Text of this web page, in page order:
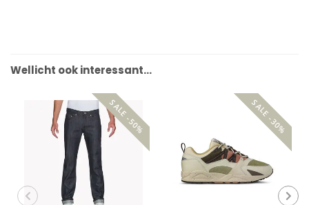
Wellicht ook interessant…
SALE -50% SALE -30%